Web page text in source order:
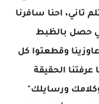
تاني، احنا سافرنا
حصل بالظبط
وقطعتوا كل
عرفتنا الحقيقة
ورسايلك"